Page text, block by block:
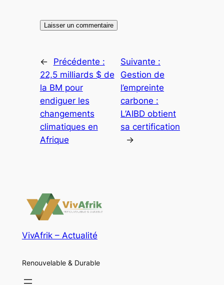
←
Précédente :
22,5 milliards $ de
la BM pour
endiguer les
changements
climatiques en
Afrique
Suivante :
Gestion de
l’empreinte
carbone :
L’AIBD obtient
sa certification
→
VivAfrik – Actualité
Renouvelable & Durable